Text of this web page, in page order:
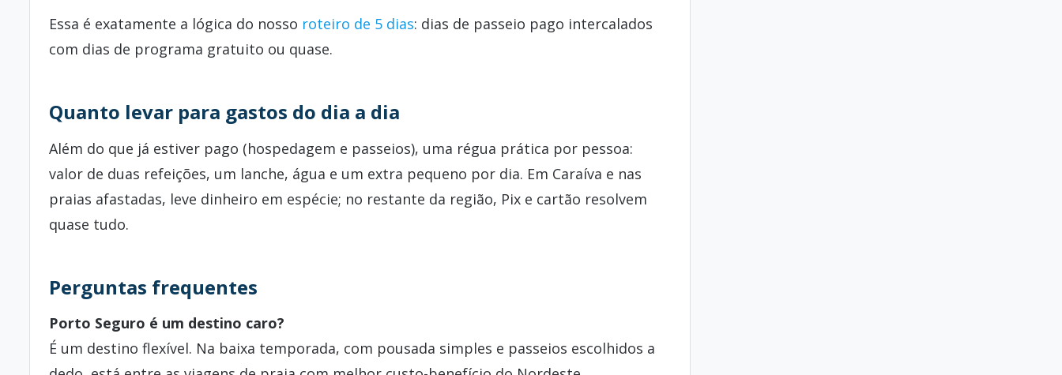
Essa é exatamente a lógica do nosso roteiro de 5 dias: dias de passeio pago intercalados
com dias de programa gratuito ou quase.
Quanto levar para gastos do dia a dia
Além do que já estiver pago (hospedagem e passeios), uma régua prática por pessoa:
valor de duas refeições, um lanche, água e um extra pequeno por dia. Em Caraíva e nas
praias afastadas, leve dinheiro em espécie; no restante da região, Pix e cartão resolvem
quase tudo.
Perguntas frequentes
Porto Seguro é um destino caro?
É um destino flexível. Na baixa temporada, com pousada simples e passeios escolhidos a